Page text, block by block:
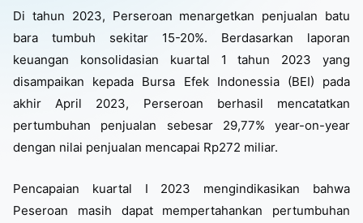
Di tahun 2023, Perseroan menargetkan penjualan batu
bara tumbuh sekitar 15-20%. Berdasarkan laporan
keuangan konsolidasian kuartal 1 tahun 2023 yang
disampaikan kepada Bursa Efek Indonessia (BEI) pada
akhir April 2023, Perseroan berhasil mencatatkan
pertumbuhan penjualan sebesar 29,77% year-on-year
dengan nilai penjualan mencapai Rp272 miliar.
Pencapaian kuartal I 2023 mengindikasikan bahwa
Peseroan masih dapat mempertahankan pertumbuhan